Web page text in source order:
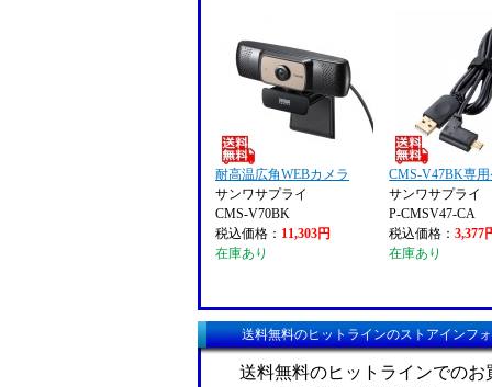
耐高温広角WEBカメラ
サンワサプライ
CMS-V70BK
税込価格： 11,303円
在庫あり
CMS-V47BK専
サンワサプライ
P-CMSV47-CA
税込価格：3,377
在庫あり
送料無料のヒットラインのストアインフ
送料無料のヒットラインでの